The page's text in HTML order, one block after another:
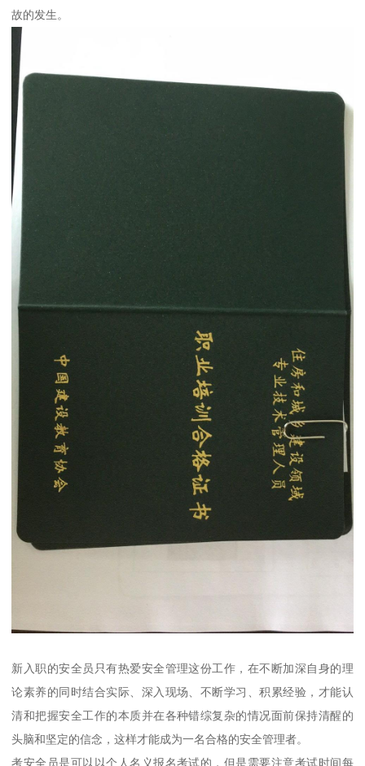
故的发生。
新入职的安全员只有热爱安全管理这份工作，在不断加深自身的理
论素养的同时结合实际、深入现场、不断学习、积累经验，才能认
清和把握安全工作的本质并在各种错综复杂的情况面前保持清醒的
头脑和坚定的信念，这样才能成为一名合格的安全管理者。
考安全员是可以以个人名义报名考试的，但是需要注意考试时间每